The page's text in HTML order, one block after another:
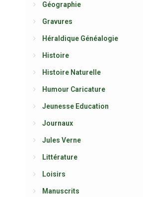
Géographie
Gravures
Héraldique Généalogie
Histoire
Histoire Naturelle
Humour Caricature
Jeunesse Education
Journaux
Jules Verne
Littérature
Loisirs
Manuscrits